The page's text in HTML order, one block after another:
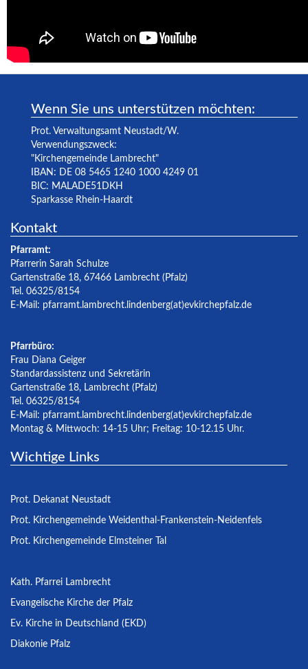
Wenn Sie uns unterstützen möchten:
Prot. Verwaltungsamt Neustadt/W.
Verwendungszweck:
"Kirchengemeinde Lambrecht"
IBAN: DE 08 5465 1240 1000 4249 01
BIC: MALADE51DKH
Sparkasse Rhein-Haardt
Kontakt
Pfarramt:
Pfarrerin Sarah Schulze
Gartenstraße 18, 67466 Lambrecht (Pfalz)
Tel. 06325/8154
E-Mail: pfarramt.lambrecht.lindenberg(at)evkirchepfalz.de
Pfarrbüro:
Frau Diana Geiger
Standardassistenz und Sekretärin
Gartenstraße 18, Lambrecht (Pfalz)
Tel. 06325/8154
E-Mail: pfarramt.lambrecht.lindenberg(at)evkirchepfalz.de
Montag & Mittwoch: 14-15 Uhr; Freitag: 10-12.15 Uhr.
Wichtige Links
Prot. Dekanat Neustadt
Prot. Kirchengemeinde Weidenthal-Frankenstein-Neidenfels
Prot. Kirchengemeinde Elmsteiner Tal
Kath. Pfarrei Lambrecht
Evangelische Kirche der Pfalz
Ev. Kirche in Deutschland (EKD)
Diakonie Pfalz